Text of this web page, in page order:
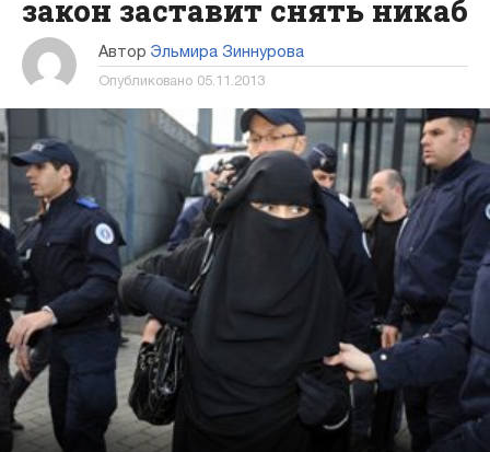
закон заставит снять никаб
Автор Эльмира Зиннурова
Опубликовано 05.11.2013